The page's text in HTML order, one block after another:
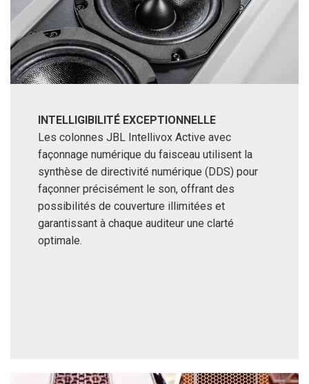
INTELLIGIBILITÉ EXCEPTIONNELLE
Les colonnes JBL Intellivox Active avec
façonnage numérique du faisceau utilisent la
synthèse de directivité numérique (DDS) pour
façonner précisément le son, offrant des
possibilités de couverture illimitées et
garantissant à chaque auditeur une clarté
optimale.